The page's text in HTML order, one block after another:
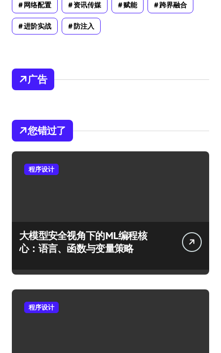
网络配置 资讯传媒 赋能 跨界融合
进阶实战 防注入
广告
您错过了
程序设计
大模型安全视角下的ML编程核
心：语言、函数与变量策略
程序设计